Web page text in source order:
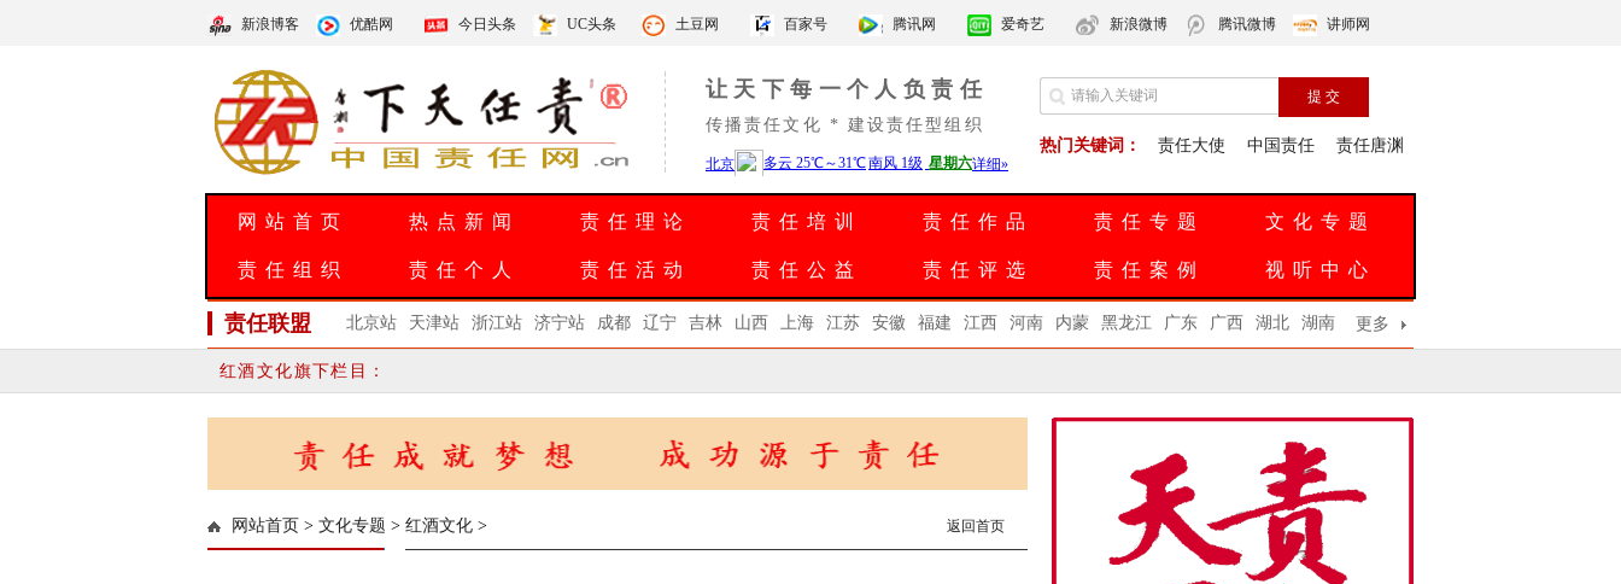
新浪博客 优酷网 今日头条 UC头条 土豆网 百家号 腾讯网 爱奇艺 新浪微博 腾讯微博 讲师网
让天下每一个人负责任
传播责任文化 * 建设责任型组织
热门关键词：
责任大使 中国责任 责任唐渊
网站首页 热点新闻 责任理论 责任培训 责任作品 责任专题 文化专题
责任组织 责任个人 责任活动 责任公益 责任评选 责任案例 视听中心
责任联盟 北京站 天津站 浙江站 济宁站 成都 辽宁 吉林 山西 上海 江苏 安徽 福建 江西 河南 内蒙 黑龙江 广东 广西 湖北 湖南 更多
红酒文化旗下栏目：
网站首页 > 文化专题 > 红酒文化 > 返回首页